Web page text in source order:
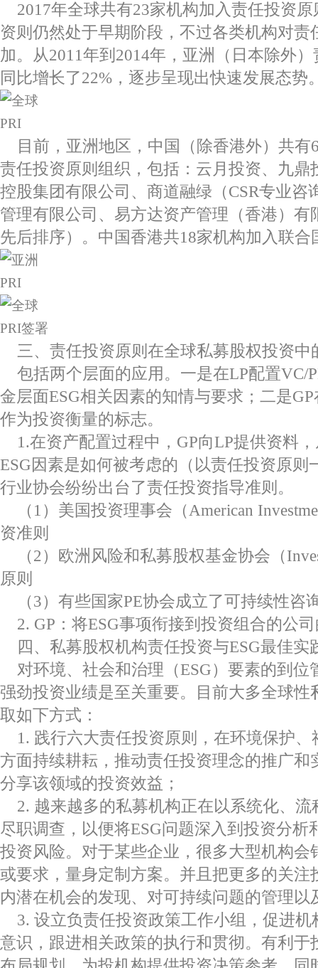
2017年全球共有23家机构加入责任投资
资则仍然处于早期阶段，不过各类机构对责
加。从2011年到2014年，亚洲（日本除外
同比增长了22%，逐步呈现出快速发展态势
目前，亚洲地区，中国（除香港外）共有
责任投资原则组织，包括：云月投资、九鼎
控股集团有限公司、商道融绿（CSR专业咨
管理有限公司、易方达资产管理（香港）有
先后排序）。中国香港共18家机构加入联合
三、责任投资原则在全球私募股权投资中
包括两个层面的应用。一是在LP配置VC/
金层面ESG相关因素的知情与要求；二是
作为投资衡量的标志。
1.在资产配置过程中，GP向LP提供资料
ESG因素是如何被考虑的（以责任投资原则
行业协会纷纷出台了责任投资指导准则。
（1）美国投资理事会（American
资准则
（2）欧洲风险和私募股权基金协会（
原则
（3）有些国家PE协会成立了可持续性咨
2. GP：将ESG事项衔接到投资组合的公
四、私募股权机构责任投资与ESG最佳实
对环境、社会和治理（ESG）要素的到位
强劲投资业绩是至关重要。目前大多全球性
取如下方式：
1. 践行六大责任投资原则，在环境保护
方面持续耕耘，推动责任投资理念的推广和
分享该领域的投资效益；
2. 越来越多的私募机构正在以系统化、流
尽职调查，以便将ESG问题深入到投资分析
投资风险。对于某些企业，很多大型机构会
或要求，量身定制方案。并且把更多的关注
内潜在机会的发现、对可持续问题的管理以
3. 设立负责任投资政策工作小组，促进
意识，跟进相关政策的执行和贯彻。有利于